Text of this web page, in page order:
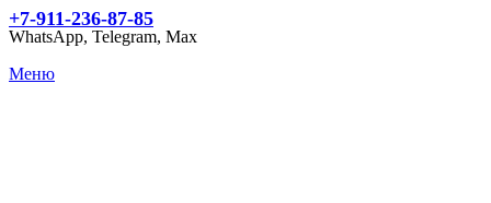
+7-911-236-87-85
WhatsApp, Telegram, Max
Меню